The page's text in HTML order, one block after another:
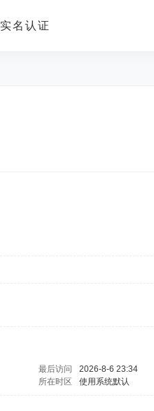
实名认证
最后访问
2026-8-6 23:34
所在时区 使用系统默认